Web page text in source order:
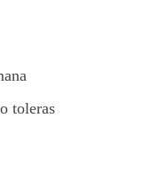
toleras